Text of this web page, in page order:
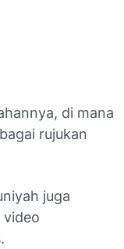
di mana
rujukan
juga